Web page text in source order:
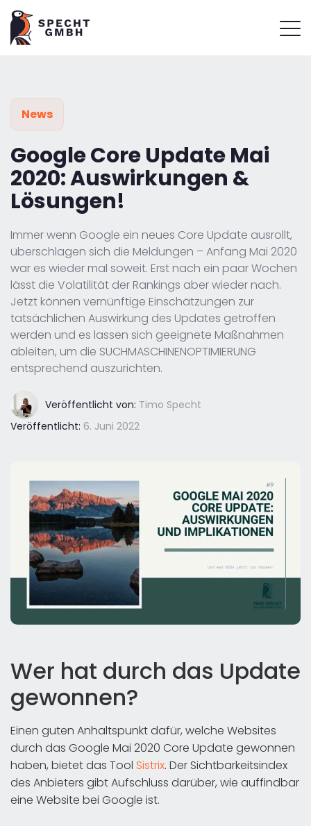
News
Google Core Update Mai
2020: Auswirkungen &
Lösungen!
Immer wenn Google ein neues Core Update ausrollt,
überschlagen sich die Meldungen – Anfang Mai 2020
war es wieder mal soweit. Erst nach ein paar Wochen
lässt die Volatilität der Rankings aber wieder nach.
Jetzt können vernünftige Einschätzungen zur
tatsächlichen Auswirkung des Updates getroffen
werden und es lassen sich geeignete Maßnahmen
ableiten, um die SUCHMASCHINENOPTIMIERUNG
entsprechend auszurichten.
Veröffentlicht von: Timo Specht
Veröffentlicht: 6. Juni 2022
Wer hat durch das Update
gewonnen?
Einen guten Anhaltspunkt dafür, welche Websites
durch das Google Mai 2020 Core Update gewonnen
haben, bietet das Tool Sistrix. Der Sichtbarkeitsindex
des Anbieters gibt Aufschluss darüber, wie auffindbar
eine Website bei Google ist.